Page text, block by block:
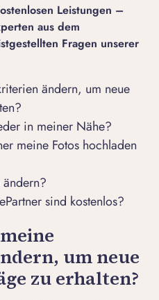
Leistungen –
aus dem
Fragen unserer
ändern, um neue
in meiner Nähe?
meine Fotos hochladen
sind kostenlos?
um neue
zu erhalten?